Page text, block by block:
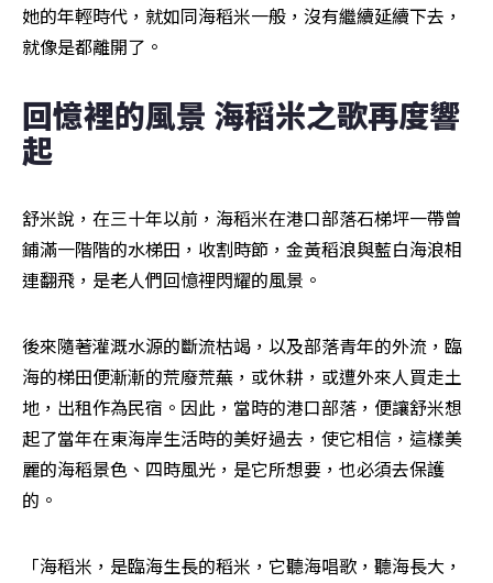
她的年輕時代，就如同海稻米一般，沒有繼續延續下去，
就像是都離開了。
回憶裡的風景 海稻米之歌再度響
起
舒米說，在三十年以前，海稻米在港口部落石梯坪一帶曾
鋪滿一階階的水梯田，收割時節，金黃稻浪與藍白海浪相
連翻飛，是老人們回憶裡閃耀的風景。
後來隨著灌溉水源的斷流枯竭，以及部落青年的外流，臨
海的梯田便漸漸的荒廢荒蕪，或休耕，或遭外來人買走土
地，出租作為民宿。因此，當時的港口部落，便讓舒米想
起了當年在東海岸生活時的美好過去，使它相信，這樣美
麗的海稻景色、四時風光，是它所想要，也必須去保護
的。
「海稻米，是臨海生長的稻米，它聽海唱歌，聽海長大，